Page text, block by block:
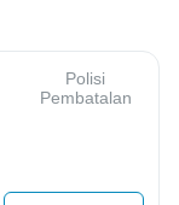
Polisi
Pembatalan